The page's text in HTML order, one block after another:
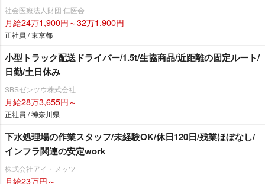
社会医療法人財団 仁医会
月給24万1,900円～32万1,900円
正社員 / 東京都
小型トラック配送ドライバー/1.5t/生協商品/近距離の固定ルート/
日勤/土日休み
SBSゼンツウ株式会社
月給28万3,655円～
正社員 / 神奈川県
下水処理場の作業スタッフ/未経験OK/休日120日/残業ほぼなし/
インフラ関連の安定work
株式会社アイ・メッツ
月給23万円～